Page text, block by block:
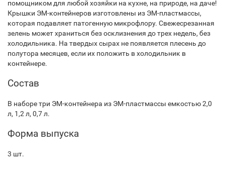
помощником для любой хозяйки на кухне, на природе, на даче!
Крышки ЭМ-контейнеров изготовлены из ЭМ-пластмассы,
которая подавляет патогенную микрофлору. Свежесрезанная
зелень может храниться без осклизнения до трех недель, без
холодильника. На твердых сырах не появляется плесень до
полутора месяцев, если их положить в холодильник в
контейнере.
Состав
В наборе три ЭМ-контейнера из ЭМ-пластмассы емкостью 2,0
л, 1,2 л, 0,7 л.
Форма выпуска
3 шт.